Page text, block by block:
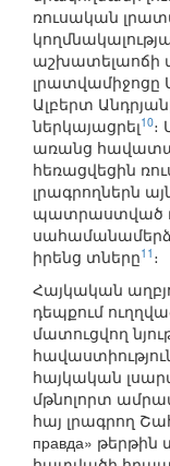
ռուսական
աշխատելաոճի
լրատվամիջոցը
Ալբերտ
ներկայացրել10։
առանց
հեռացվեցին
լրագրողներն
պատրաստված
սահամանամերձ
իրենց տները11 ։
Հայկական
դեպքում
մատուցվող
հայկական
մթնոլորտ
հայ լրագրող
правда»